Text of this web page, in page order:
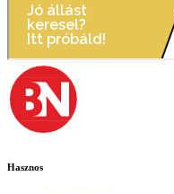
Hasznos